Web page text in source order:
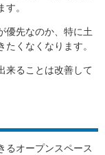
。
優先なのか、特に土
くなくなります。
来ることは改善して
るオープンスペース